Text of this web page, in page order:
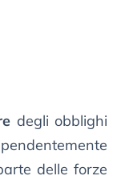
degli obblighi
delle forze